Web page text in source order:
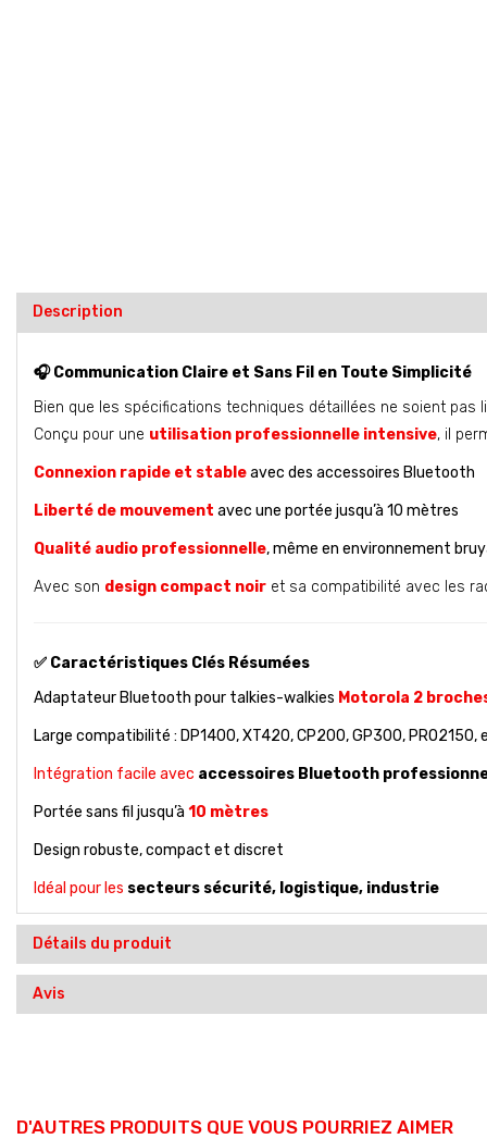
Description
🎧 Communication Claire et Sans Fil en Toute Simplicité
Bien que les spécifications techniques détaillées ne soient pas
Conçu pour une utilisation professionnelle intensive, il
Connexion rapide et stableavec des accessoires Bluetooth
Liberté de mouvement avec une portée jusqu’à 10 mètres
Qualité audio professionnelle, même en environnement
Avec son design compact noir et sa compatibilité avec les
✅ Caractéristiques Clés Résumées
Adaptateur Bluetooth pour talkies-walkies Motorola 2
Large compatibilité : DP1400, XT420, CP200, GP300, PRO2150,
Intégration facile avec accessoires Bluetooth
Portée sans fil jusqu’à 10 mètres
Design robuste, compact et discret
Idéal pour les secteurs sécurité, logistique, industrie
Détails du produit
Avis
D'AUTRES PRODUITS QUE VOUS POURRIEZ AIMER